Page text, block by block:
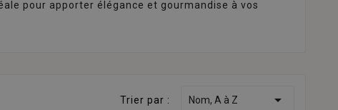
pour apporter élégance et gourmandise à vos
Trier par : Nom, A à Z 